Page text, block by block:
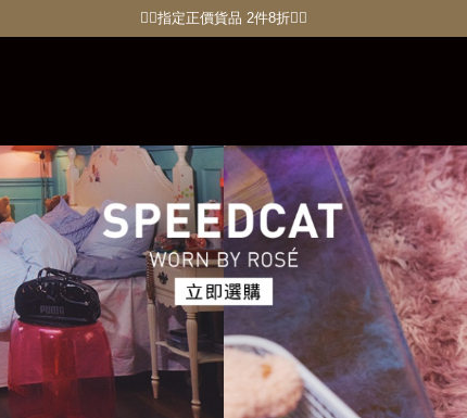
🏋🏽指定正價貨品 2件8折🏃‍♀️